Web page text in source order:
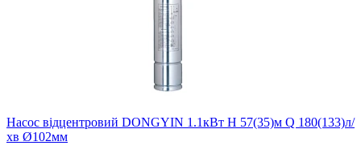
Насос вiдцентровий DONGYIN 1.1кВт H 57(35)м Q 180(133)л/
хв Ø102мм